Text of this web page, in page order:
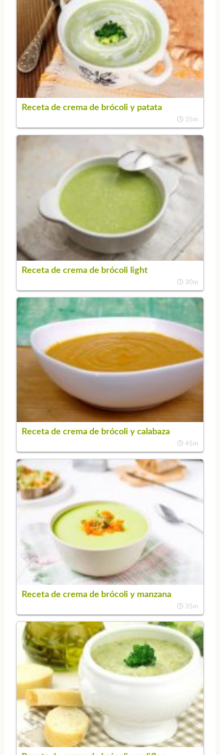
Receta de crema de brócoli y patata
35m
Receta de crema de brócoli light
30m
Receta de crema de brócoli y calabaza
45m
Receta de crema de brócoli y manzana
35m